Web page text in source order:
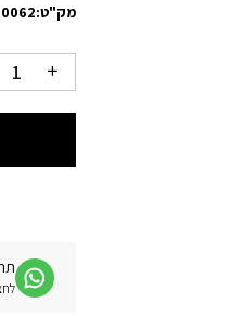
מק"ט: